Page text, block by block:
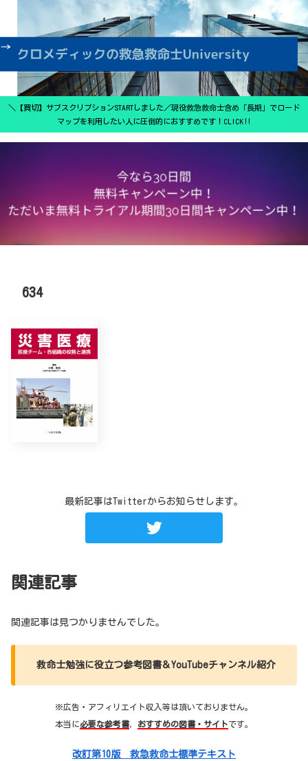
＼【買切】サブスクリプションSTARTしました／現役救急救命士含め「長期」でロード
マップを利用したい人に圧倒的におすすめです！CLICK‼
634
最新記事はTwitterからお知らせします。
関連記事
関連記事は見つかりませんでした。
救命士勉強に役立つ参考図書＆YouTubeチャンネル紹介
※広告・アフィリエイト収入等は頂いておりません。
本当に必要な参考書， おすすめの図書・サイトです。
改訂第10版 救急救命士標準テキスト